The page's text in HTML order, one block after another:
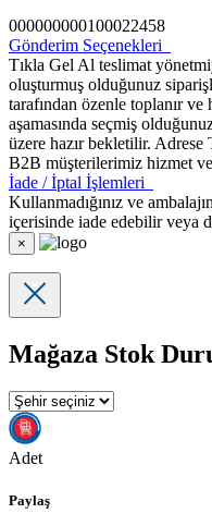
000000000100022458
Gönderim Seçenekleri
Tıkla Gel Al teslimat
oluşturmuş olduğunuz
tarafından özenle toplanır ve
aşamasında seçmiş
üzere hazır bekletilir.
B2B müşterilerimiz hizmet
İade / İptal İşlemleri
Kullanmadığınız ve
içerisinde iade edebilir veya
×
Mağaza Stok
Adet
Paylaş